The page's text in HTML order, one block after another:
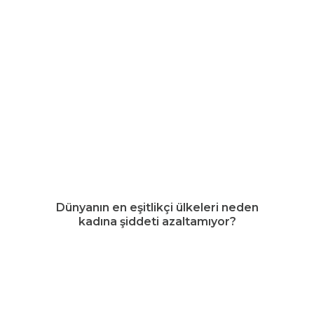
Dünyanın en eşitlikçi ülkeleri neden
kadına şiddeti azaltamıyor?